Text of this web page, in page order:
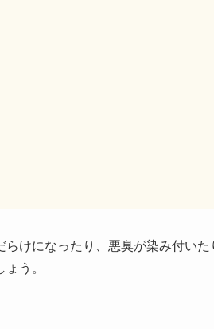
けになったり、悪臭が染み付い
う。